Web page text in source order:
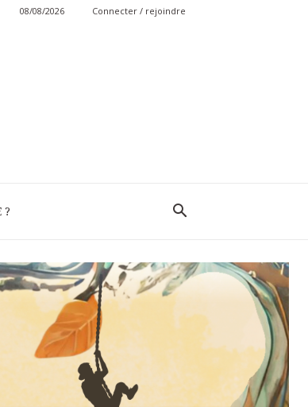
08/08/2026 Connecter / rejoindre
?